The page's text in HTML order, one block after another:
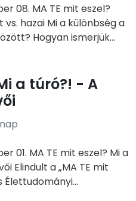
08. MA TE mit eszel?
hazai Mi a különbség a
Hogyan ismerjük...
a túró?! - A
01. MA TE mit eszel? Mi a
Elindult a „MA TE mit
Élettudományi...